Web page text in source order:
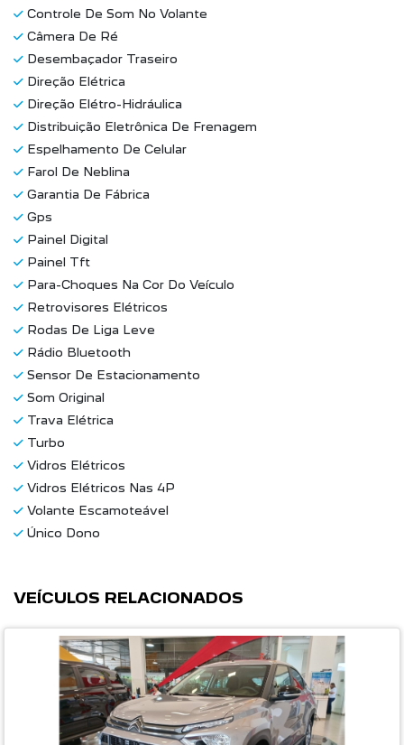
Controle De Som No Volante
Câmera De Ré
Desembaçador Traseiro
Direção Elétrica
Direção Elétro-Hidráulica
Distribuição Eletrônica De Frenagem
Espelhamento De Celular
Farol De Neblina
Garantia De Fábrica
Gps
Painel Digital
Painel Tft
Para-Choques Na Cor Do Veículo
Retrovisores Elétricos
Rodas De Liga Leve
Rádio Bluetooth
Sensor De Estacionamento
Som Original
Trava Elétrica
Turbo
Vidros Elétricos
Vidros Elétricos Nas 4P
Volante Escamoteável
Único Dono
VEÍCULOS RELACIONADOS